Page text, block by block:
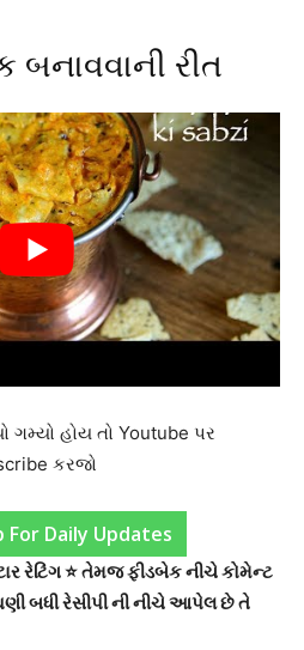
બનાવવાની રીત
ગમ્યો હોય તો Youtube પર
કરજો
For Daily Updates
રેટિંગ ⭐ તેમજ ફીડબેક નીચે કોમેન્ટ
બધી રેસીપી ની નીચે આપેલ છે તે